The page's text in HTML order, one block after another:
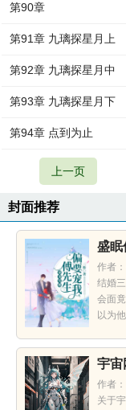
第90章
第91章 九璃探星月上
第92章 九璃探星月中
第93章 九璃探星月下
第94章 点到为止
上一页
封面推荐
盛眠
作者
结婚
会面
以为
宇宙
作者
关于